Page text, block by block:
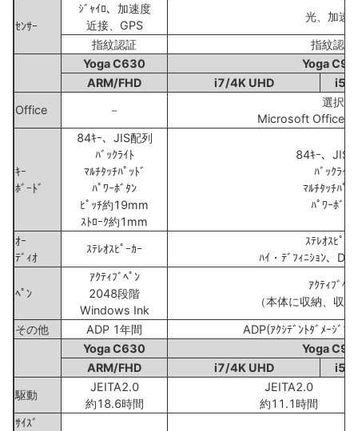
ｾﾝｻｰ
ｼﾞｬｲﾛ、加速度
近接、GPS
光、加速
指紋認証
指紋認証
Yoga C630
Yoga
ARM/FHD
i7/4K UHD
i5/
Office
－
選択
Microsoft Office
ｷｰ
ﾎﾞｰﾄﾞ
84ｷｰ、JIS配列
ﾊﾞｯｸﾗｲﾄ
ﾏﾙﾁﾀｯﾁﾊﾟｯﾄﾞ
ﾊﾟﾜｰﾎﾞﾀﾝ
ﾋﾟｯﾁ約19mm
ｽﾄﾛｰｸ約1mm
84ｷｰ、JIS
ﾊﾞｯｸﾗｲﾄ
ﾏﾙﾁﾀｯﾁﾊﾟｯ
ﾊﾟﾜｰﾎﾞﾀﾝ
ｵｰ
ﾃﾞｨｵ
ｽﾃﾚｵｽﾋﾟｰｶｰ
ｽﾃﾚｵｽﾋﾟｰｶ
ﾊｲ・ﾃﾞﾌｨﾆｼｮﾝ、
ﾍﾟﾝ
ｱｸﾃｨﾌﾞﾍﾟﾝ
2048段階
Windows Ink
ｱｸﾃｨﾌﾞﾍﾟﾝ
（本体に収納、収
その他 ADP 1年間
ADP(ｱｸｼﾃﾞﾝﾄﾀﾞﾒｰｼﾞﾌ
Yoga C630
Yoga
ARM/FHD
i7/4K UHD
i5/
駆動
JEITA2.0
約18.6時間
JEITA2.0
約11.1時間
ｻｲｽﾞ